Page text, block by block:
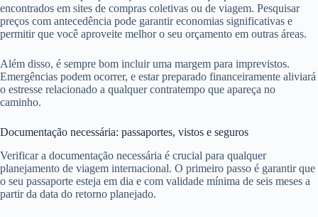
encontrados em sites de compras coletivas ou de viagem. Pesquisar
preços com antecedência pode garantir economias significativas e
permitir que você aproveite melhor o seu orçamento em outras áreas.
Além disso, é sempre bom incluir uma margem para imprevistos.
Emergências podem ocorrer, e estar preparado financeiramente aliviará
o estresse relacionado a qualquer contratempo que apareça no
caminho.
Documentação necessária: passaportes, vistos e seguros
Verificar a documentação necessária é crucial para qualquer
planejamento de viagem internacional. O primeiro passo é garantir que
o seu passaporte esteja em dia e com validade mínima de seis meses a
partir da data do retorno planejado.